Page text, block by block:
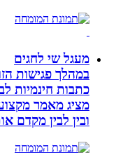
מעגל שי לחגים
במהלך פגישות הזום
כתבות חינמיות
מציג מאמר מקצועי
ובין לבין מקדם אותו